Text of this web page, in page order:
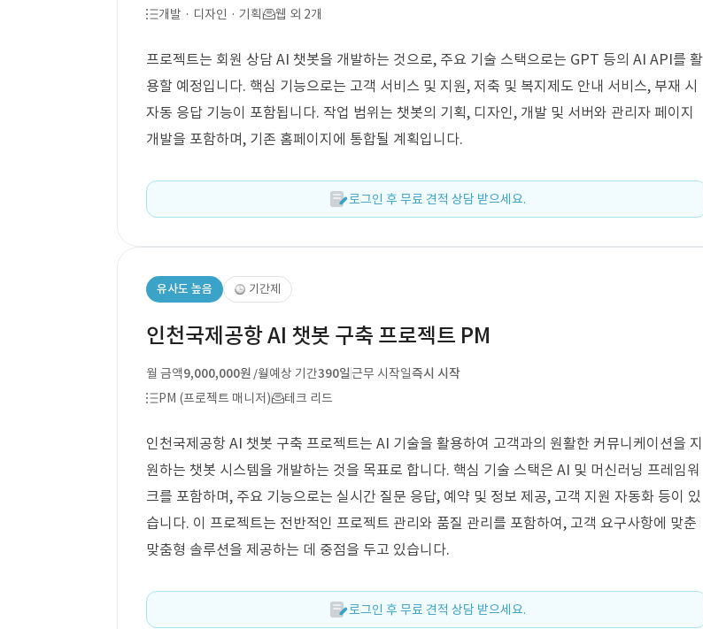
개발 · 디자인 · 기획
웹 외 2개
프로젝트는 회원 상담 AI 챗봇을 개발하는 것으로, 주요 기술 스택으로는 GPT 등의 AI API를 활
용할 예정입니다. 핵심 기능으로는 고객 서비스 및 지원, 저축 및 복지제도 안내 서비스, 부재 시
자동 응답 기능이 포함됩니다. 작업 범위는 챗봇의 기획, 디자인, 개발 및 서버와 관리자 페이지
개발을 포함하며, 기존 홈페이지에 통합될 계획입니다.
로그인 후 무료 견적 상담 받으세요.
유사도 높음 기간제
인천국제공항 AI 챗봇 구축 프로젝트 PM
월 금액9,000,000원 /월예상 기간390일근무 시작일즉시 시작
PM (프로젝트 매니저)
테크 리드
인천국제공항 AI 챗봇 구축 프로젝트는 AI 기술을 활용하여 고객과의 원활한 커뮤니케이션을 지
원하는 챗봇 시스템을 개발하는 것을 목표로 합니다. 핵심 기술 스택은 AI 및 머신러닝 프레임워
크를 포함하며, 주요 기능으로는 실시간 질문 응답, 예약 및 정보 제공, 고객 지원 자동화 등이 있
습니다. 이 프로젝트는 전반적인 프로젝트 관리와 품질 관리를 포함하여, 고객 요구사항에 맞춘
맞춤형 솔루션을 제공하는 데 중점을 두고 있습니다.
로그인 후 무료 견적 상담 받으세요.